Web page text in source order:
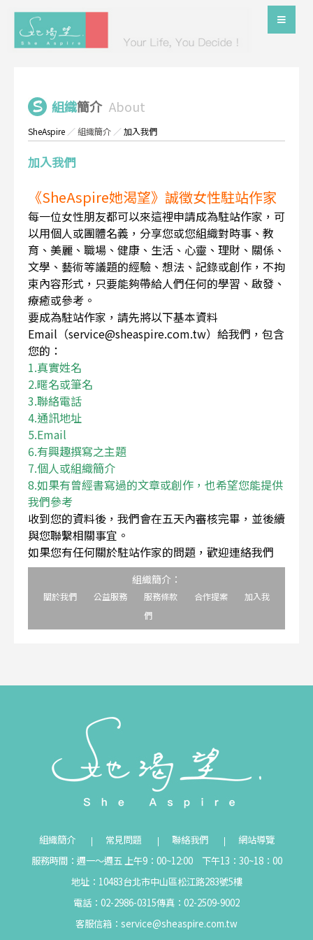
組織簡介 About
SheAspire ／組織簡介 ／加入我們
加入我們
《SheAspire她渴望》誠徵女性駐站作家
每一位女性朋友都可以來這裡申請成為駐站作家，可
以用個人或團體名義，分享您或您組織對時事、教
育、美麗、職場、健康、生活、心靈、理財、關係、
文學、藝術等議題的經驗、想法、記錄或創作，不拘
束內容形式，只要能夠帶給人們任何的學習、啟發、
療癒或參考。
要成為駐站作家，請先將以下基本資料
Email（service@sheaspire.com.tw）給我們，包含
您的：
1.真實姓名
2.暱名或筆名
3.聯絡電話
4.通訊地址
5.Email
6.有興趣撰寫之主題
7.個人或組織簡介
8.如果有曾經書寫過的文章或創作，也希望您能提供
我們參考
收到您的資料後，我們會在五天內審核完畢，並後續
與您聯繫相關事宜。
如果您有任何關於駐站作家的問題，歡迎連絡我們
組織簡介：
關於我們 公益服務 服務條款 合作提案
加入我
們
組織簡介 常見問題 聯絡我們
網站導覽
服務時間：週一～週五 上午9：00~12:00 下午13：30~18：00
地址：10483台北市中山區松江路283號5樓
電話：02-2986-0315傳真：02-2509-9002
客服信箱： service@sheaspire.com.tw